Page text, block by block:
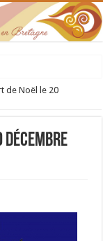
chrétienne
de Noël le 20
décembre